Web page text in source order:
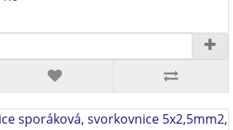
sporáková, svorkovnice 5x2,5mm2,